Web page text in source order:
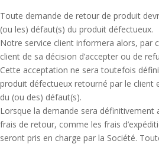
Toute demande de retour de produit
(ou les) défaut(s) du produit défectueux.
Notre service client informera alors, par
client de sa décision d’accepter ou de
Cette acceptation ne sera toutefois
produit défectueux retourné par le client
du (ou des) défaut(s).
Lorsque la demande sera définitivement
frais de retour, comme les frais
seront pris en charge par la Société.